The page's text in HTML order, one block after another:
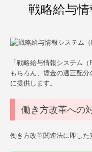
税務・会計
デジタル化支援
創業支援・会社設立
株評価
個人の方の相続
戦略給与情
「戦略給与情報システム
もちろん、賃金の適正配
に提供します。
働き方改革への
働き方改革関連法に即した